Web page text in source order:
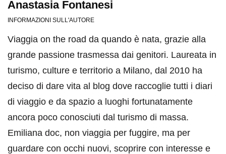
Anastasia Fontanesi
INFORMAZIONI SULL'AUTORE
Viaggia on the road da quando è nata, grazie alla
grande passione trasmessa dai genitori. Laureata in
turismo, culture e territorio a Milano, dal 2010 ha
deciso di dare vita al blog dove raccoglie tutti i diari
di viaggio e da spazio a luoghi fortunatamente
ancora poco conosciuti dal turismo di massa.
Emiliana doc, non viaggia per fuggire, ma per
guardare con occhi nuovi, scoprire con interesse e